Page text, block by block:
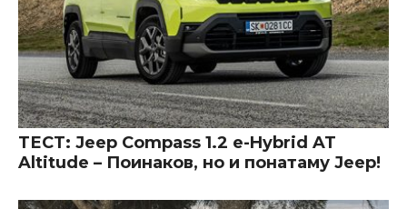
ТЕСТ: Jeep Compass 1.2 e-Hybrid AT
Altitude – Поинаков, но и понатаму Jeep!